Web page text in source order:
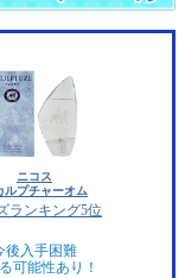
ニコス
ルプチャーオム
ランキング5位
後入手困難
可能性あり！